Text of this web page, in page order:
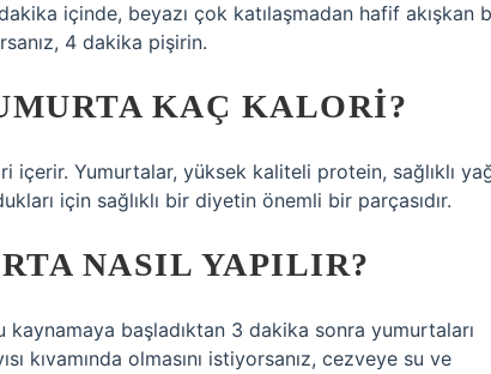
içinde, beyazı çok katılaşmadan hafif akışkan
4 dakika pişirin.
KAÇ KALORI?
içerir. Yumurtalar, yüksek kaliteli protein, sağlıklı
için sağlıklı bir diyetin önemli bir parçasıdır.
NASIL YAPILIR?
başladıktan 3 dakika sonra yumurtaları
kıvamında olmasını istiyorsanız, cezveye su ve